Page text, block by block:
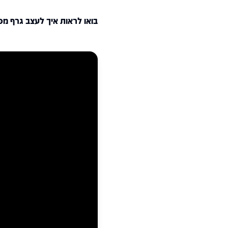
בואו לראות איך לעצב גרף